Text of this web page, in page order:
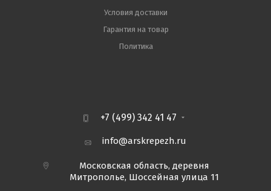
Условия доставки
Гарантия на товар
Политика
+7 (499) 342 41 47
info@arskrepezh.ru
Московская область, деревня
Митрополье, Шоссейная улица 11